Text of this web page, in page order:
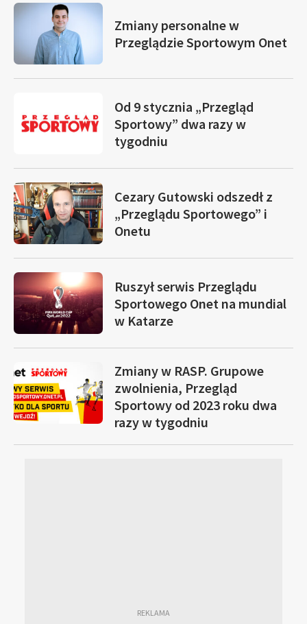
Zmiany personalne w
Przeglądzie Sportowym Onet
Od 9 stycznia „Przegląd
Sportowy” dwa razy w
tygodniu
Cezary Gutowski odszedł z
„Przeglądu Sportowego” i
Onetu
Ruszył serwis Przeglądu
Sportowego Onet na mundial
w Katarze
Zmiany w RASP. Grupowe
zwolnienia, Przegląd
Sportowy od 2023 roku dwa
razy w tygodniu